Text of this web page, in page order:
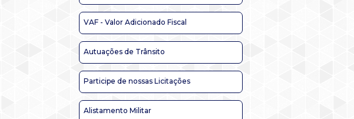
VAF - Valor Adicionado Fiscal
Autuações de Trânsito
Participe de nossas Licitações
Alistamento Militar